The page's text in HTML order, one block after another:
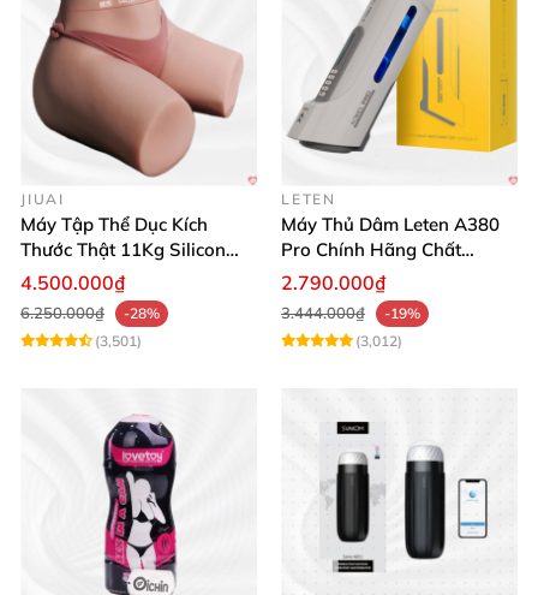
JIUAI
Máy Tập Thể Dục Kích
Thước Thật 11Kg Silicon
Cao Cấp Nhật Bản
4.500.000₫
6.250.000₫
-28%
(3,501)
LETEN
Máy Thủ Dâm Leten A380
Pro Chính Hãng Chất
Lượng Cao
2.790.000₫
3.444.000₫
-19%
(3,012)